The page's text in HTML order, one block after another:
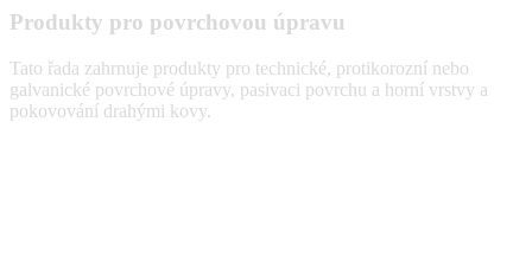
Produkty pro povrchovou úpravu
Tato řada zahrnuje produkty pro technické, protikorozní nebo
galvanické povrchové úpravy, pasivaci povrchu a horní vrstvy a
pokovování drahými kovy.